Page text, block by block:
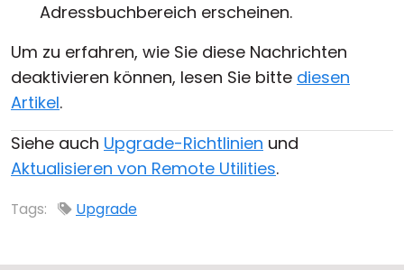
Adressbuchbereich erscheinen.
Um zu erfahren, wie Sie diese Nachrichten
deaktivieren können, lesen Sie bitte diesen
Artikel.
Siehe auch Upgrade-Richtlinien und
Aktualisieren von Remote Utilities.
Tags: Upgrade